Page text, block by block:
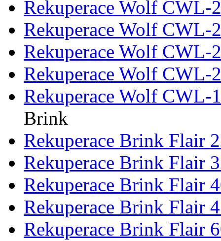
Rekuperace Wolf CWL-
Rekuperace Wolf CWL-
Rekuperace Wolf CWL-
Rekuperace Wolf CWL-
Rekuperace Wolf CWL-
Brink
Rekuperace Brink Flair
Rekuperace Brink Flair
Rekuperace Brink Flair
Rekuperace Brink Flair
Rekuperace Brink Flair